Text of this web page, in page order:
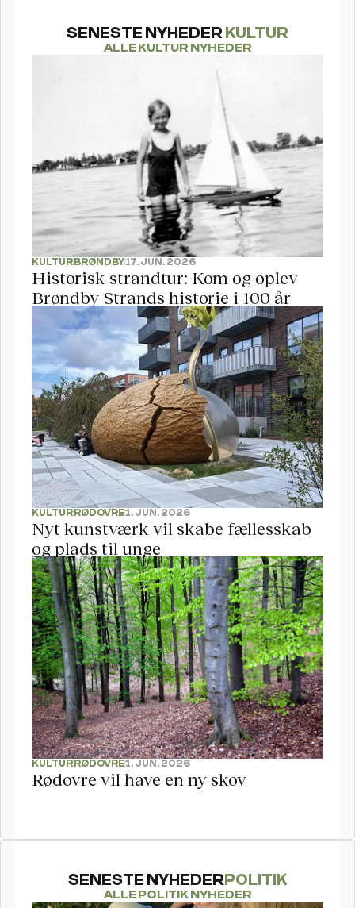
SENESTE NYHEDER KULTUR
ALLE KULTUR NYHEDER
KULTUR BRØNDBY17. JUN. 2026
Historisk strandtur: Kom og oplev
Brøndby Strands historie i 100 år
KULTUR RØDOVRE1. JUN. 2026
Nyt kunstværk vil skabe fællesskab
og plads til unge
KULTUR RØDOVRE1. JUN. 2026
Rødovre vil have en ny skov
SENESTE NYHEDERPOLITIK
ALLE POLITIK NYHEDER